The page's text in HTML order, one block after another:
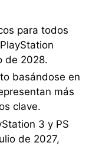
para todos
de 2028.
basándose en
más
clave.
3 y PS
de 2027,